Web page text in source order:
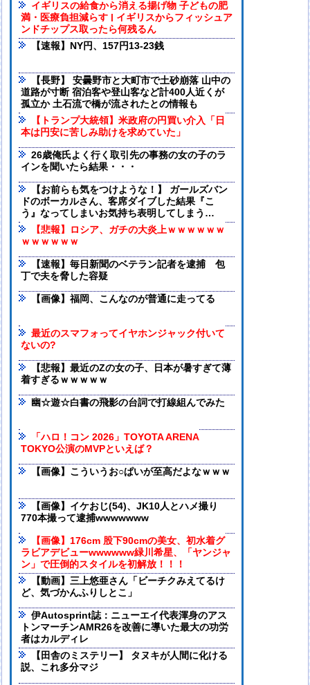
イギリスの給食から消える揚げ物 子どもの肥
満・医療負担減らす | イギリスからフィッシュア
ンドチップス取ったら何残るん
【速報】NY円、157円13-23銭
【長野】 安曇野市と大町市で土砂崩落 山中の
道路が寸断 宿泊客や登山客など計400人近くが
孤立か 土石流で橋が流されたとの情報も
【トランプ大統領】米政府の円買い介入「日
本は円安に苦しみ助けを求めていた」
26歳俺氏よく行く取引先の事務の女の子のラ
インを聞いたら結果・・・
【お前らも気をつけような！】 ガールズバン
ドのボーカルさん、客席ダイブした結果『こ
う』なってしまいお気持ち表明してしまう…
【悲報】ロシア、ガチの大炎上ｗｗｗｗｗｗ
ｗｗｗｗｗｗ
【速報】毎日新聞のベテラン記者を逮捕 包
丁で夫を脅した容疑
【画像】福岡、こんなのが普通に走ってる
最近のスマフォってイヤホンジャック付いて
ないの?
【悲報】最近のZの女の子、日本が暑すぎて薄
着すぎるｗｗｗｗｗ
幽☆遊☆白書の飛影の台詞で打線組んでみた
「ハロ！コン 2026」TOYOTA ARENA
TOKYO公演のMVPといえば？
【画像】こういうお○ぱいが至高だよなｗｗｗ
【画像】イケおじ(54)、JK10人とハメ撮り
770本撮って逮捕wwwwwww
【画像】176cm 股下90cmの美女、初水着グ
ラビアデビューwwwwww緑川希星、「ヤンジャ
ン」で圧倒的スタイルを初解放！！！
【動画】三上悠亜さん「ビーチクみえてるけ
ど、気づかんふりしとこ」
伊Autosprint誌：ニューエイ代表渾身のアス
トンマーチンAMR26を改善に導いた最大の功労
者はカルディレ
【田舎のミステリー】 タヌキが人間に化ける
説、これ多分マジ